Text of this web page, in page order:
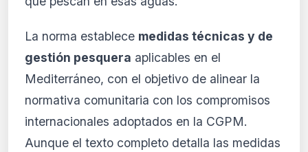
La norma establece medidas técnicas y de
gestión pesquera aplicables en el
Mediterráneo, con el objetivo de alinear la
normativa comunitaria con los compromisos
internacionales adoptados en la CGPM.
Aunque el texto completo detalla las medidas